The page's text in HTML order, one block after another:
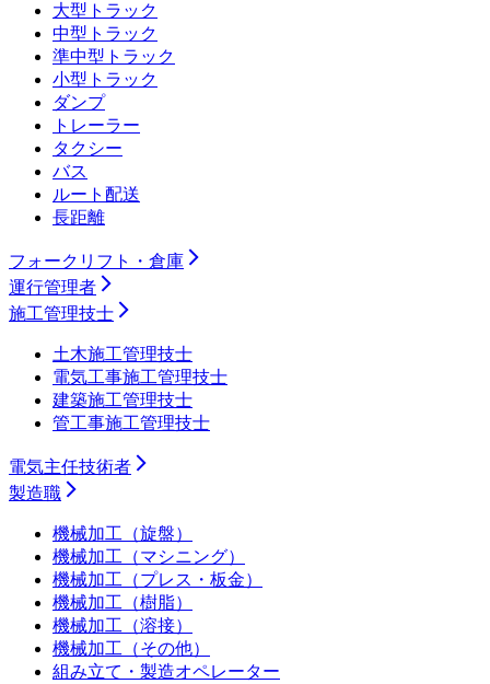
大型トラック
中型トラック
準中型トラック
小型トラック
ダンプ
トレーラー
タクシー
バス
ルート配送
長距離
フォークリフト・倉庫
運行管理者
施工管理技士
土木施工管理技士
電気工事施工管理技士
建築施工管理技士
管工事施工管理技士
電気主任技術者
製造職
機械加工（旋盤）
機械加工（マシニング）
機械加工（プレス・板金）
機械加工（樹脂）
機械加工（溶接）
機械加工（その他）
組み立て・製造オペレーター